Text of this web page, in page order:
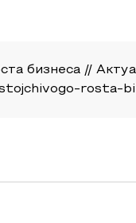
бизнеса //
rosta-